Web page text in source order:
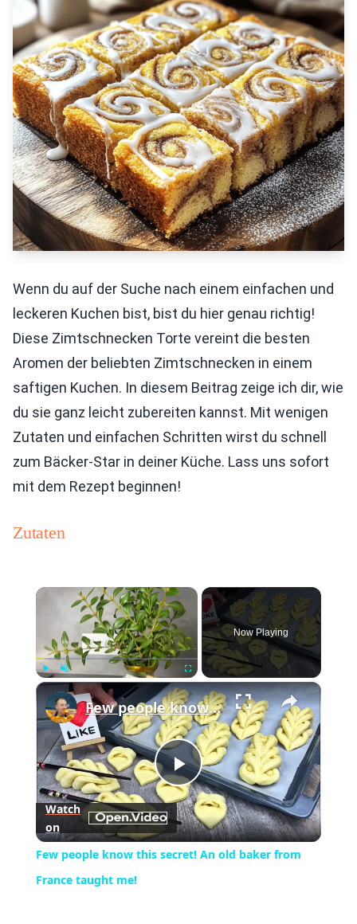
Wenn du auf der Suche nach einem einfachen und
leckeren Kuchen bist, bist du hier genau richtig!
Diese Zimtschnecken Torte vereint die besten
Aromen der beliebten Zimtschnecken in einem
saftigen Kuchen. In diesem Beitrag zeige ich dir, wie
du sie ganz leicht zubereiten kannst. Mit wenigen
Zutaten und einfachen Schritten wirst du schnell
zum Bäcker-Star in deiner Küche. Lass uns sofort
mit dem Rezept beginnen!
Zutaten
×
Play Unmute
Now Playing
×
Play
Video
Few people know this secret! An old baker from France taught me!
Watch
on
Few people know this secret! An old baker from
France taught me!